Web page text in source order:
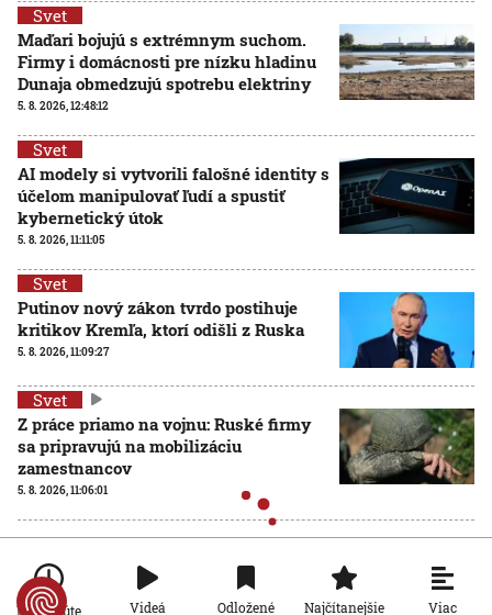
Svet
Maďari bojujú s extrémnym suchom.
Firmy i domácnosti pre nízku hladinu
Dunaja obmedzujú spotrebu elektriny
5. 8. 2026, 12:48:12
Svet
AI modely si vytvorili falošné identity s
účelom manipulovať ľudí a spustiť
kybernetický útok
5. 8. 2026, 11:11:05
Svet
Putinov nový zákon tvrdo postihuje
kritikov Kremľa, ktorí odišli z Ruska
5. 8. 2026, 11:09:27
Svet
Z práce priamo na vojnu: Ruské firmy
sa pripravujú na mobilizáciu
zamestnancov
5. 8. 2026, 11:06:01
Po minúte Videá Odložené Najčítanejšie Viac